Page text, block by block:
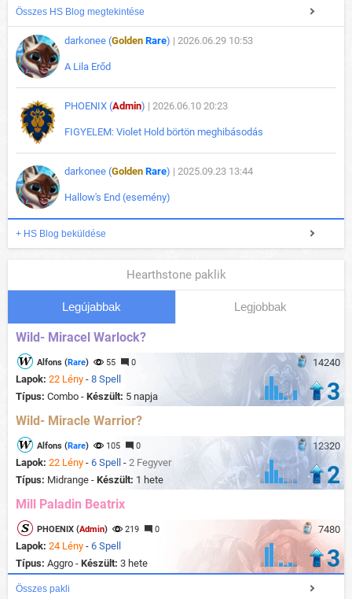
Összes HS Blog megtekintése
darkonee (Golden Rare) | 2026.06.29 10:53
A Lila Erőd
PHOENIX (Admin) | 2026.06.10 20:23
FIGYELEM: Violet Hold börtön meghibásodás
darkonee (Golden Rare) | 2025.09.23 13:44
Hallow's End (esemény)
+ HS Blog beküldése
Hearthstone paklik
Legújabbak Legjobbak
Wild- Miracel Warlock?
14240
Alfons (Rare) 55 0
Lapok: 22 Lény - 8 Spell
Típus: Combo - Készült: 5 napja 3
Wild- Miracle Warrior?
12320
Alfons (Rare) 105 0
Lapok: 22 Lény - 6 Spell - 2 Fegyver
Típus: Midrange - Készült: 1 hete 2
Mill Paladin Beatrix
7480
PHOENIX (Admin) 219 0
Lapok: 24 Lény - 6 Spell
Típus: Aggro - Készült: 3 hete 3
Összes pakli